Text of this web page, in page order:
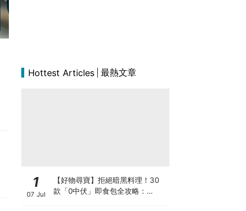
Hottest Articles 最熱文章
1
07 Jul
【好物尋寶】拒絕暗黑料理！30
款「0中伏」即食包全攻略：